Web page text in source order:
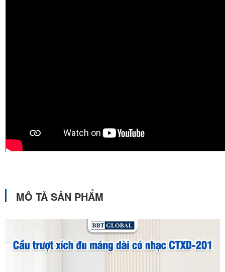
MÔ TẢ SẢN PHẨM